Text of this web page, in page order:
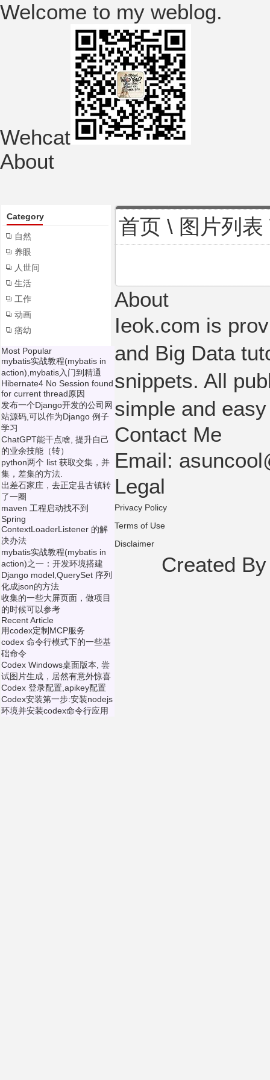
Welcome to my weblog.
Wehcat
About
Category
自然
养眼
人世间
生活
工作
动画
痞幼
Most Popular
mybatis实战教程(mybatis in
action),mybatis入门到精通
Hibernate4 No Session found
for current thread原因
发布一个Django开发的公司网
站源码,可以作为Django 例子
学习
ChatGPT能干点啥, 提升自己
的业余技能（转）
python两个 list 获取交集，并
集，差集的方法.
出差石家庄，去正定县古镇转
了一圈
maven 工程启动找不到
Spring
ContextLoaderListener 的解
决办法
mybatis实战教程(mybatis in
action)之一：开发环境搭建
Django model,QuerySet 序列
化成json的方法
收集的一些大屏页面，做项目
的时候可以参考
Recent Article
用codex定制MCP服务
codex 命令行模式下的一些基
础命令
Codex Windows桌面版本, 尝
试图片生成，居然有意外惊喜
Codex 登录配置,apikey配置
Codex安装第一步:安装nodejs
环境并安装codex命令行应用
首页 \ 图片列表
About
Ieok.com is
and Big Data
snippets. All
simple and
Contact Me
Email:
Legal
Privacy Policy
Terms of Use
Disclaimer
Created